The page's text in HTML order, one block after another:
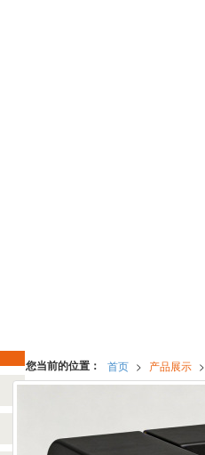
您当前的位置： 首页 > 产品展示 >